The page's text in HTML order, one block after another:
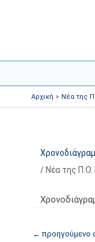
Αρχική Νέα της
/ Νέα της
← προηγούμενο